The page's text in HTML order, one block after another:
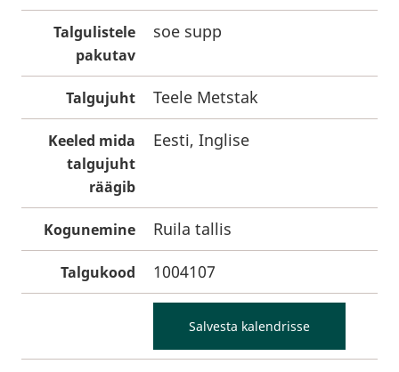
Talgulistele
pakutav
soe supp
Talgujuht Teele Metstak
Keeled mida
talgujuht
räägib
Eesti, Inglise
Kogunemine Ruila tallis
Talgukood 1004107
Salvesta kalendrisse